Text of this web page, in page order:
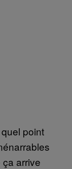
point
arrive